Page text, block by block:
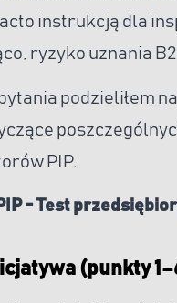
instrukcją dla
ryzyko uznania
podzieliłem
PIP.
- Test
(punkty